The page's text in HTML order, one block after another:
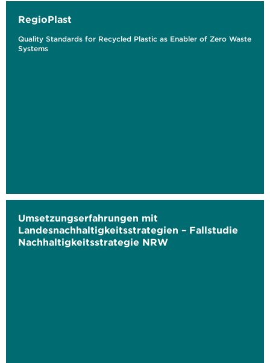
RegioPlast
Quality Standards for Recycled Plastic as Enabler of Zero Waste
Systems
Umsetzungserfahrungen mit
Landesnachhaltigkeitsstrategien – Fallstudie
Nachhaltigkeitsstrategie NRW